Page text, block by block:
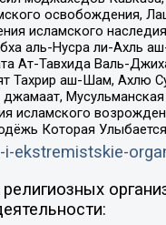
освобождения,
исламского
аль-Нусра ли-Ахль
Ат-Тавхида Валь-
Тахрир аш-Шам, Ахлю
исламского
Которая
ekstremistskie-